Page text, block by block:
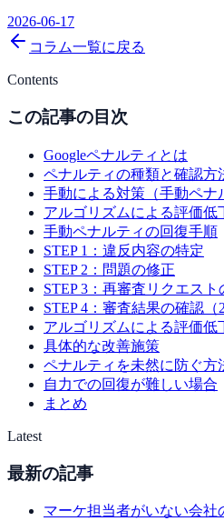
2026-06-17
コラム一覧に戻る
Contents
この記事の目次
Googleペナルティとは
ペナルティの種類と確認方
手動による対策（手動ペナ
アルゴリズムによる評価低
手動ペナルティの回復手順
STEP 1：違反内容の特定
STEP 2：問題の修正
STEP 3：再審査リクエスト
STEP 4：審査結果の確認（
アルゴリズムによる評価低
具体的な改善施策
ペナルティを未然に防ぐ方
自力での回復が難しい場合
まとめ
Latest
最新の記事
マーケ担当者がいない会社